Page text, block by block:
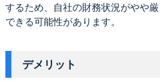
するため、自社の財務状況がやや
できる可能性があります。
デメリット